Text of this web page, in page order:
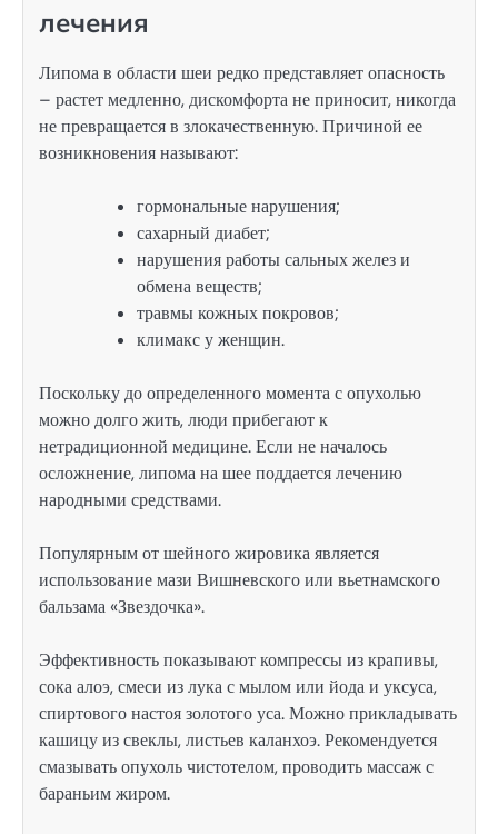
лечения
Липома в области шеи редко представляет опасность
– растет медленно, дискомфорта не приносит, никогда
не превращается в злокачественную. Причиной ее
возникновения называют:
гормональные нарушения;
сахарный диабет;
нарушения работы сальных желез и
обмена веществ;
травмы кожных покровов;
климакс у женщин.
Поскольку до определенного момента с опухолью
можно долго жить, люди прибегают к
нетрадиционной медицине. Если не началось
осложнение, липома на шее поддается лечению
народными средствами.
Популярным от шейного жировика является
использование мази Вишневского или вьетнамского
бальзама «Звездочка».
Эффективность показывают компрессы из крапивы,
сока алоэ, смеси из лука с мылом или йода и уксуса,
спиртового настоя золотого уса. Можно прикладывать
кашицу из свеклы, листьев каланхоэ. Рекомендуется
смазывать опухоль чистотелом, проводить массаж с
бараньим жиром.